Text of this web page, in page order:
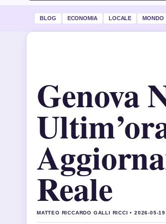
BLOG ECONOMIA LOCALE MONDO
Genova
Reale
MATTEO RICCARDO GALLI RICCI • 2026-05-